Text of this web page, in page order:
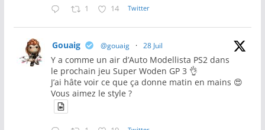
1 14 Twitter
Gouaig @gouaig · 28 Juil
Y a comme un air d’Auto Modellista PS2 dans
le prochain jeu Super Woden GP 3 👌
J’ai hâte voir ce que ça donne matin en mains 😍
Vous aimez le style ?